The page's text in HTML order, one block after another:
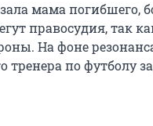
мама погибшего,
правосудия, так
На фоне
тренера по футболу